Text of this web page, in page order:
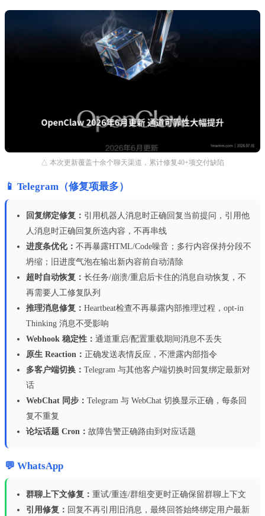
△ 本次更新覆盖十余个聊天渠道，累计修复40+项交付缺陷
📱 Telegram（修复项最多）
回复绑定修复： 引用机器人消息时正确回复当前提问，引用他
人消息时正确回复所选内容，不再串线
进度条优化： 不再暴露HTML/Code噪音；多行内容保持分段不
坍缩；旧进度气泡在输出新内容前自动清除
超时自动恢复： 长任务/崩溃/重启后卡住的消息自动恢复，不
再需要人工修复队列
推理消息修复： Heartbeat检查不再暴露内部推理过程，opt-in
Thinking 消息不受影响
Webhook 稳定性： 通道重启/配置重载期间消息不丢失
原生 Reaction： 正确发送表情反应，不泄露内部指令
多客户端切换： Telegram 与其他客户端切换时回复绑定最新对
话
WebChat 同步： Telegram 与 WebChat 切换显示正确，每条回
复不重复
论坛话题 Cron： 故障告警正确路由到对应话题
💬 WhatsApp
群聊上下文修复： 重试/重连/群组变更时正确保留群聊上下文
引用修复： 回复不再引用旧消息，最终回答始终绑定用户最新